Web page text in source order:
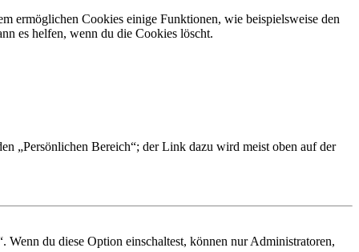
ermöglichen Cookies einige Funktionen, wie beispielsweise den
es helfen, wenn du die Cookies löscht.
„Persönlichen Bereich“; der Link dazu wird meist oben auf der
du diese Option einschaltest, können nur Administratoren,